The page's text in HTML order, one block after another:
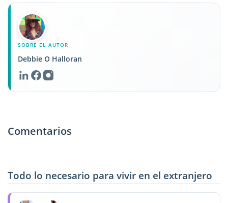
SOBRE EL AUTOR
Debbie O Halloran
Comentarios
Todo lo necesario para vivir en el extranjero